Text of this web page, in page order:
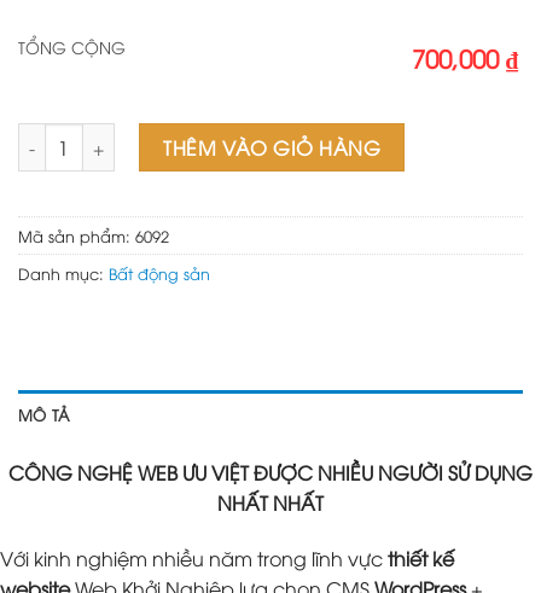
TỔNG CỘNG 700,000 ₫
Mẫu web bất động sản 17 số lượng
THÊM VÀO GIỎ HÀNG
Mã sản phẩm: 6092
Danh mục: Bất động sản
MÔ TẢ
CÔNG NGHỆ WEB ƯU VIỆT ĐƯỢC NHIỀU NGƯỜI SỬ DỤNG
NHẤT NHẤT
Với kinh nghiệm nhiều năm trong lĩnh vựcthiết kế